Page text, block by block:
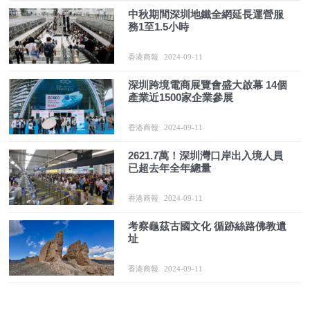
​中秋期間深圳地鐵全網延長運營服
務1至1.5小時
香港商報 2024-09-11
深圳跨境電商展覽會盛大啟幕 14個
產業近1500家企業參展
香港商報 2024-09-11
2621.7萬！深圳灣口岸出入境人員
已超去年全年總量
香港商報 2024-09-11
考察龜茲古國文化 循跡絲路佛教遺
址
香港商報 2024-09-11